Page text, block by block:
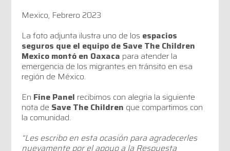
Mexico, Febrero 2023
La foto adjunta ilustra uno de los espacios
seguros que el equipo de Save The Children
Mexico montó en Oaxaca para atender la
emergencia de los migrantes en tránsito en esa
región de México.
En Fine Panel recibimos con alegria la siguiente
nota de Save The Children que compartimos con
la comunidad.
“Les escribo en esta ocasión para agradecerles
nuevamente por el apoyo a la Respuesta